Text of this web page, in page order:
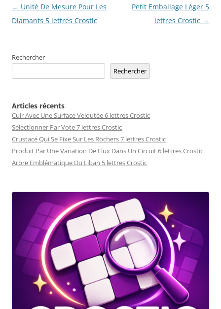
Navigation
des
← Unité De Mesure Pour Les
Diamants 5 lettres Crostic
Petit Emballage Léger 5
lettres Crostic →
Rechercher
Rechercher
Articles récents
Cuir Avec Une Surface Veloutée 6 lettres Crostic
Sélectionner Par Vote 7 lettres Crostic
Crustacé Qui Se Fixe Sur Les Rochers 7 lettres Crostic
Produit Par Une Variation De Flux Dans Un Circuit 6 lettres Crostic
Arbre Emblématique Du Liban 5 lettres Crostic